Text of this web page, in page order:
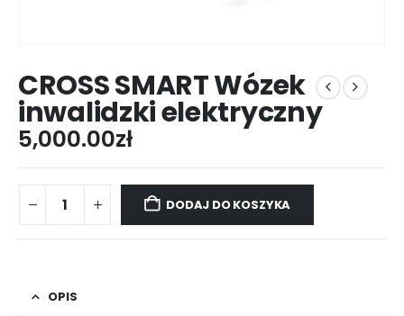
CROSS SMART Wózek
inwalidzki elektryczny
5,000.00zł
DODAJ DO KOSZYKA
OPIS